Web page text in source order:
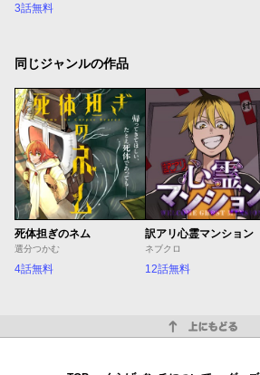
3話無料
同じジャンルの作品
死体担ぎのネム
選分つかむ
4話無料
訳アリ心霊マンション
ネブクロ
12話無料